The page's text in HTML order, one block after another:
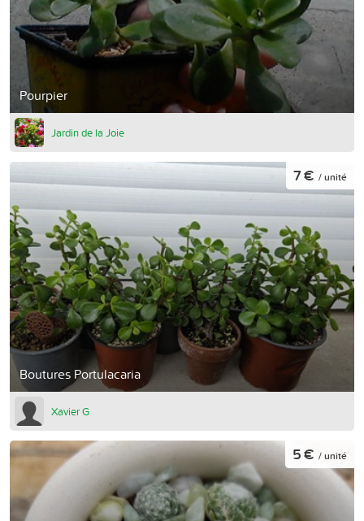
Pourpier
Jardin de la Joie
Boutures Portulacaria
7 € / unité
Xavier G
5 € / unité